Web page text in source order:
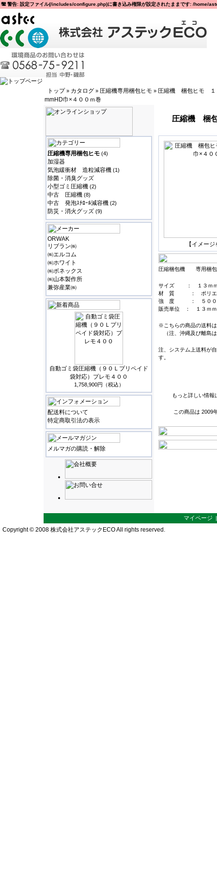
警告: 設定ファイル(/includes/configure.php)に書き込み権限が設定されたままです: /
トップ» カタログ » 圧縮機専用梱包ヒモ » 圧縮機 梱包ヒモ １
mmHD巾×４００ｍ巻
圧縮機専用梱包ヒモ (4)
加湿器
気泡緩衝材 造粒減容機 (1)
除菌・消臭グッズ
小型ゴミ圧縮機 (2)
中古 圧縮機 (8)
中古 発泡ｽﾁﾛｰﾙ減容機 (2)
防災・消火グッズ (9)
ORWAK
リブラン㈱
㈱エルコム
㈱ホワイト
㈱ボネックス
㈱山本製作所
兼弥産業㈱
自動ゴミ袋圧縮機（９０Ｌプリペイド
袋対応）プレモ４００
1,758,900円（税込）
配送料について
特定商取引法の表示
メルマガの購読・解除
圧縮機 梱
【イメー
圧縮梱包機 専用梱包
サイズ ： １３ｍｍ
材 質 ： ポリ
強 度 ： ５００
販売単位 ： １３ｍｍ
※こちらの商品の送料
（注、沖縄及び離島
注、システム上送料が
す。
もっと詳しい情報
この商品は 2009
マイページ
Copyright © 2008 株式会社アステックECO All rights reserved.